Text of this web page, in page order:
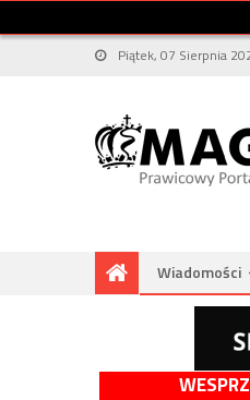
Piątek, 07 Sierpnia
Wiadomości